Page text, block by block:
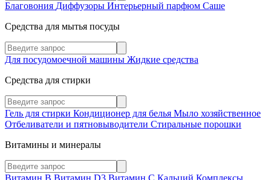
Благовония Диффузоры Интерьерный парфюм Саше
Средства для мытья посуды
Для посудомоечной машины Жидкие средства
Средства для стирки
Гель для стирки Кондиционер для белья Мыло хозяйственное
Отбеливатели и пятновыводители Стиральные порошки
Витамины и минералы
Витамин В Витамин D3 Витамин С Кальций Комплексы